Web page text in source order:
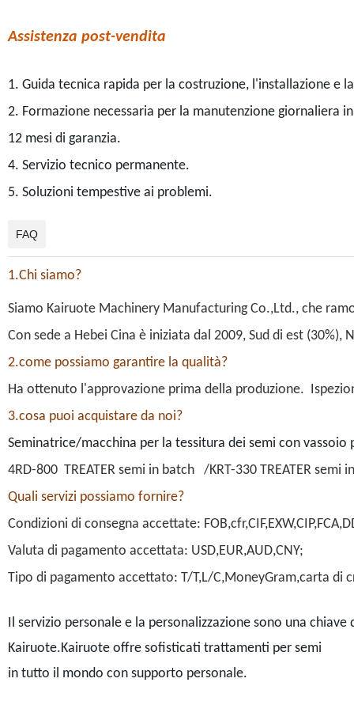
Assistenza post-vendita
1. Guida tecnica rapida per la costruzione, l'installazione e
2. Formazione necessaria per la manutenzione giornaliera
12 mesi di garanzia.
4. Servizio tecnico permanente.
5. Soluzioni tempestive ai problemi.
FAQ
1.Chi siamo?
Siamo Kairuote Machinery Manufacturing Co.,Ltd., che
Con sede a Hebei Cina è iniziata dal 2009, Sud di est (30%),
2.come possiamo garantire la qualità?
Ha ottenuto l'approvazione prima della produzione.
3.cosa puoi acquistare da noi?
Seminatrice/macchina per la tessitura dei semi con
4RD-800 TREATER semi in batch /KRT-330 TREATER
Quali servizi possiamo fornire?
Condizioni di consegna accettate:
Valuta di pagamento accettata: USD,EUR,AUD,CNY;
Tipo di pagamento accettato: T/T,L/C,MoneyGram,carta di
Il servizio personale e la personalizzazione sono una chiave
Kairuote.Kairuote offre sofisticati trattamenti per semi
in tutto il mondo con supporto personale.